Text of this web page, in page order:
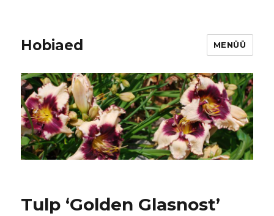
Hobiaed MENÜÜ
Tulp ‘Golden Glasnost’